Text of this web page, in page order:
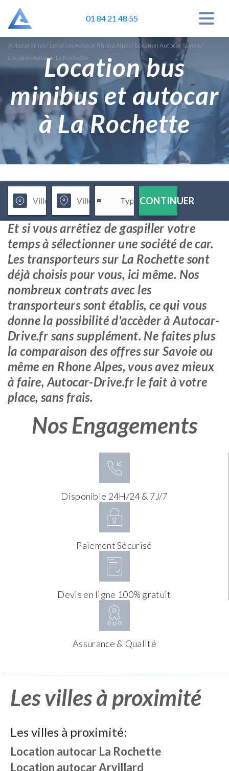
01 84 21 48 55
Autocar Drive/ Location Autocar Rhone Alpes/ Location Autocar Savoie/
Location Autocar La Rochette
Location bus
minibus et autocar
à La Rochette
CONTINUER
Et si vous arrêtiez de gaspiller votre
temps à sélectionner une société de car.
Les transporteurs sur La Rochette sont
déjà choisis pour vous, ici même. Nos
nombreux contrats avec les
transporteurs sont établis, ce qui vous
donne la possibilité d'accèder à Autocar-
Drive.fr sans supplément. Ne faites plus
la comparaison des offres sur Savoie ou
même en Rhone Alpes, vous avez mieux
à faire, Autocar-Drive.fr le fait à votre
place, sans frais.
Nos Engagements
Disponible 24H/24 & 7J/7
Paiement Sécurisé
Devis en ligne 100% gratuit
Assurance & Qualité
Les villes à proximité
Les villes à proximité:
Location autocar La Rochette
Location autocarArvillard